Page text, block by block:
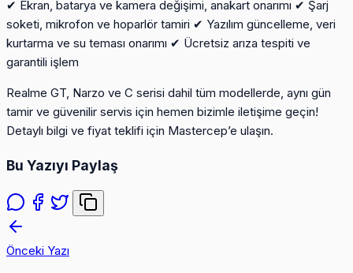
✔ Ekran, batarya ve kamera değişimi, anakart onarımı ✔ Şarj
soketi, mikrofon ve hoparlör tamiri ✔ Yazılım güncelleme, veri
kurtarma ve su teması onarımı ✔ Ücretsiz arıza tespiti ve
garantili işlem
Realme GT, Narzo ve C serisi dahil tüm modellerde, aynı gün
tamir ve güvenilir servis için hemen bizimle iletişime geçin!
Detaylı bilgi ve fiyat teklifi için Mastercep’e ulaşın.
Bu Yazıyı Paylaş
Önceki Yazı